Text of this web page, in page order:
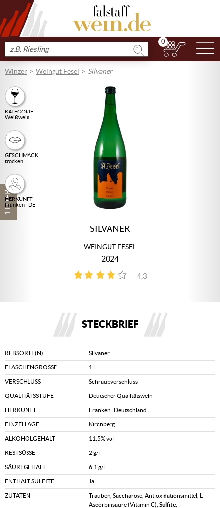
Produkt
suchen
0
Winzer Weingut Fesel Silvaner
1 LITER
KATEGORIE
Weißwein
GESCHMACK
trocken
HERKUNFT
Franken - DE
SILVANER
WEINGUT FESEL
2024
4,3
3
STECKBRIEF
REBSORTE(N) Silvaner
FLASCHENGRÖSSE 1 l
VERSCHLUSS Schraubverschluss
QUALITÄTSSTUFE Deutscher Qualitätswein
HERKUNFT Franken Deutschland
EINZELLAGE Kirchberg
ALKOHOLGEHALT 11,5% vol
RESTSÜSSE 2 g/l
SÄUREGEHALT 6,1 g/l
ENTHÄLT SULFITE Ja
ZUTATEN
Trauben, Saccharose, Antioxidationsmittel, L-
Ascorbinsäure (Vitamin C),Sulfite